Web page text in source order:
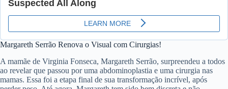
Margareth Serrão Renova o Visual com Cirurgias!
A mamãe de Virginia Fonseca, Margareth Serrão, surpreendeu a todos
ao revelar que passou por uma abdominoplastia e uma cirurgia nas
mamas. Essa foi a etapa final de sua transformação incrível, após